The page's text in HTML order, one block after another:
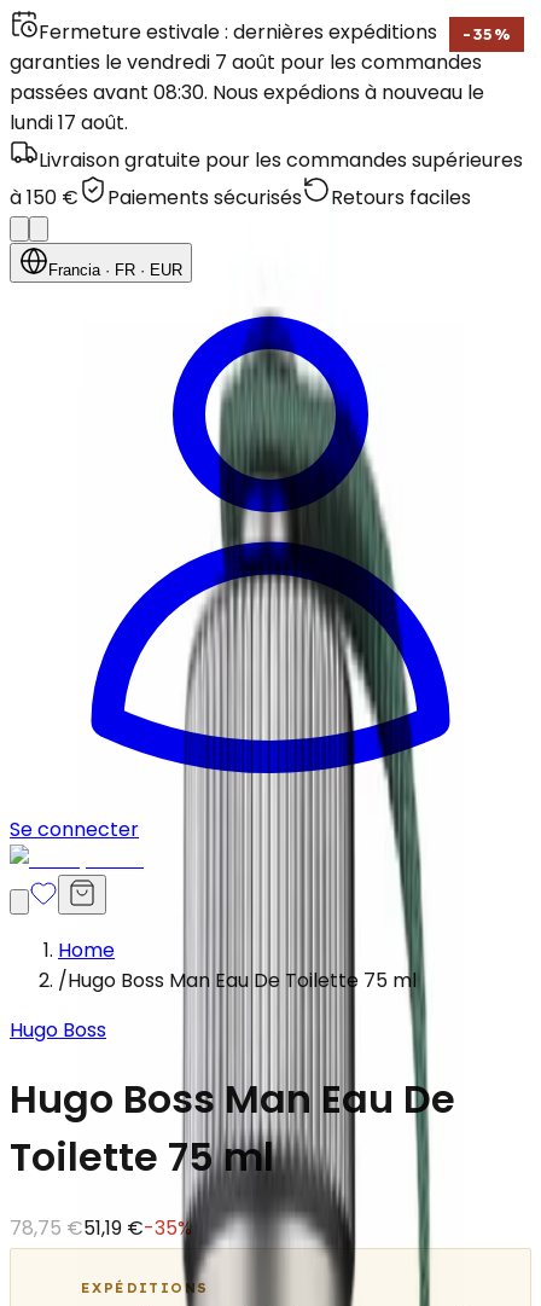
Fermeture estivale : dernières expéditions
garanties le vendredi 7 août pour les commandes
passées avant 08:30. Nous expédions à nouveau le
lundi 17 août.
Livraison gratuite pour les commandes supérieures
à 150 €
Paiements sécurisés Retours faciles
Francia· FR · EUR
Se connecter
Home
/Hugo Boss Man Eau De Toilette 75 ml
- 35 %
Hugo Boss
Hugo Boss Man Eau De
Toilette 75 ml
78,75 €51,19 €-35%
EXPÉDITIONS